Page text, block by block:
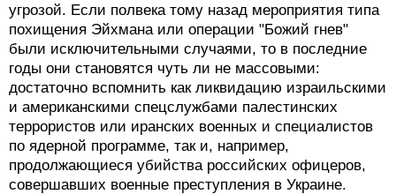
угрозой. Если полвека тому назад мероприятия типа
похищения Эйхмана или операции "Божий гнев"
были исключительными случаями, то в последние
годы они становятся чуть ли не массовыми:
достаточно вспомнить как ликвидацию израильскими
и американскими спецслужбами палестинских
террористов или иранских военных и специалистов
по ядерной программе, так и, например,
продолжающиеся убийства российских офицеров,
совершавших военные преступления в Украине.